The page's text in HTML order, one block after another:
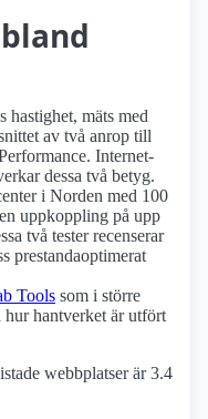
hastighet, mäts med
av två anrop till
Internet­
dessa två betyg.
i Norden med 100
uppkoppling på upp
två tester recenserar
prestanda­optimerat
Tools som i större
hantverket är utfört
webbplatser är 3.4